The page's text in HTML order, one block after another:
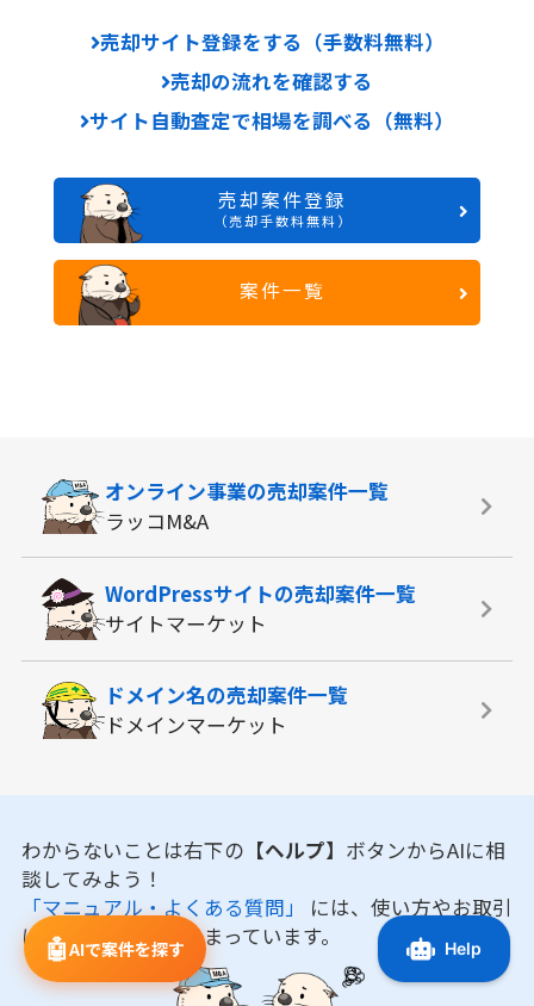
売却サイト登録をする（手数料無料）
売却の流れを確認する
サイト自動査定で相場を調べる（無料）
売却案件登録
（売却手数料無料）
案件一覧
🤖AIで案件を探す
オンライン事業の売却案件一覧
ラッコM&A
WordPressサイトの売却案件一覧
サイトマーケット
ドメイン名の売却案件一覧
ドメインマーケット
わからないことは右下の 【ヘルプ】 ボタンからAIに相
談してみよう！
「マニュアル・よくある質問」 には、使い方やお取引
に役立つ情報がまとまっています。